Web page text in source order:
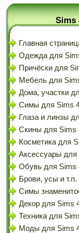
Sims
Главная
Одежда для
Причёски для
Мебель для
Дома, участки
Симы для Sims
Глаза и линзы
Скины для Sims
Косметика для
Аксессуары для
Обувь для Sims
Брови, усы и
Симы
Декор для Sims
Техника для
Моды для Sims